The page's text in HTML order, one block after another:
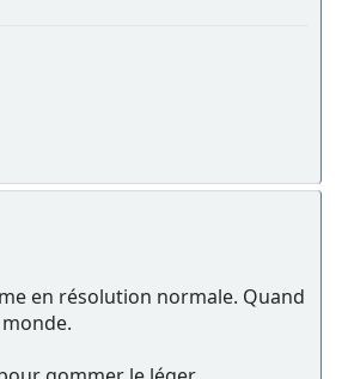
en résolution normale. Quand